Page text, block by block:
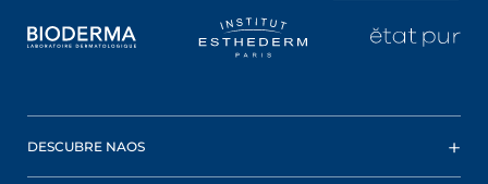
DESCUBRE NAOS